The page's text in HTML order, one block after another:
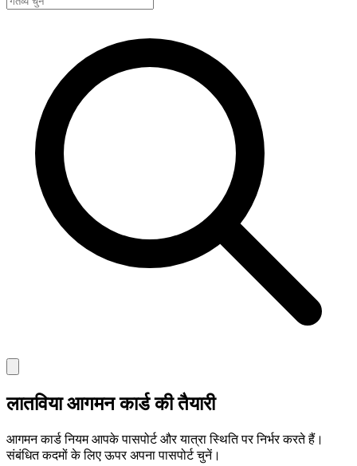
लातविया आगमन कार्ड की तैयारी
आगमन कार्ड नियम आपके पासपोर्ट और यात्रा स्थिति पर निर्भर करते हैं।
संबंधित कदमों के लिए ऊपर अपना पासपोर्ट चुनें।